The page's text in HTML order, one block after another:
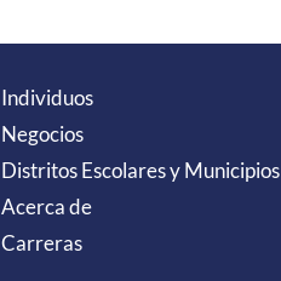
Individuos
Negocios
Distritos Escolares y Municipios
Acerca de
Carreras